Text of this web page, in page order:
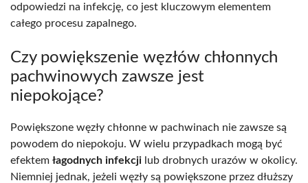
odpowiedzi na infekcję, co jest kluczowym elementem
całego procesu zapalnego.
Czy powiększenie węzłów chłonnych
pachwinowych zawsze jest
niepokojące?
Powiększone węzły chłonne w pachwinach nie zawsze są
powodem do niepokoju. W wielu przypadkach mogą być
efektem łagodnych infekcji lub drobnych urazów w okolicy.
Niemniej jednak, jeżeli węzły są powiększone przez dłuższy